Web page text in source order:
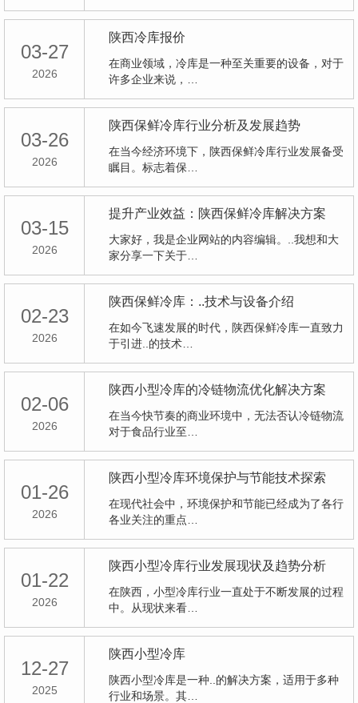
03-27
2026
陕西冷库报价
在商业领域，冷库是一种至关重要的设备，对于
许多企业来说，…
03-26
2026
陕西保鲜冷库行业分析及发展趋势
在当今经济环境下，陕西保鲜冷库行业发展备受
瞩目。标志着保…
03-15
2026
提升产业效益：陕西保鲜冷库解决方案
大家好，我是企业网站的内容编辑。..我想和大
家分享一下关于…
02-23
2026
陕西保鲜冷库：..技术与设备介绍
在如今飞速发展的时代，陕西保鲜冷库一直致力
于引进..的技术…
02-06
2026
陕西小型冷库的冷链物流优化解决方案
在当今快节奏的商业环境中，无法否认冷链物流
对于食品行业至…
01-26
2026
陕西小型冷库环境保护与节能技术探索
在现代社会中，环境保护和节能已经成为了各行
各业关注的重点…
01-22
2026
陕西小型冷库行业发展现状及趋势分析
在陕西，小型冷库行业一直处于不断发展的过程
中。从现状来看…
12-27
2025
陕西小型冷库
陕西小型冷库是一种..的解决方案，适用于多种
行业和场景。其…